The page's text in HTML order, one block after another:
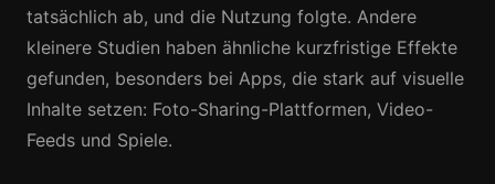
tatsächlich ab, und die Nutzung folgte. Andere
kleinere Studien haben ähnliche kurzfristige Effekte
gefunden, besonders bei Apps, die stark auf visuelle
Inhalte setzen: Foto-Sharing-Plattformen, Video-
Feeds und Spiele.